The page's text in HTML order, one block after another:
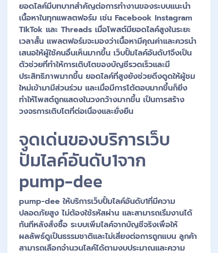
ยอดไลค์มีบทบาทสำคัญต่อการทำงานของระบบแนะนำ
เนื้อหาในทุกแพลตฟอร์ม เช่น Facebook Instagram
TikTok และ Threads เมื่อโพสต์มียอดไลค์สูงในระยะ
เวลาสั้น แพลตฟอร์มจะมองว่าเนื้อหามีคุณค่าและควรนำ
เสนอให้ผู้ใช้คนอื่นเห็นมากขึ้น เว็บปั้มไลค์อันดับ1จึงเป็น
ตัวช่วยที่ทำให้การเติบโตของบัญชีรวดเร็วและมี
ประสิทธิภาพมากขึ้น ยอดไลค์ที่สูงยังช่วยดึงดูดให้ผู้ชม
ใหม่เข้ามามีส่วนร่วม และเมื่อมีการโต้ตอบมากขึ้นก็ยิ่ง
ทำให้โพสต์ถูกแสดงในวงกว้างมากขึ้น เป็นการสร้าง
วงจรการเติบโตที่ต่อเนื่องและยั่งยืน
จุดเด่นของบริการเว็บ
ปั้มไลค์อันดับ1จาก
pump-dee
pump-dee ให้บริการเว็บปั้มไลค์อันดับ1ที่มีความ
ปลอดภัยสูง ไม่ต้องใช้รหัสผ่าน และสามารถเริ่มงานได้
ทันทีหลังสั่งซื้อ ระบบเพิ่มไลค์จากบัญชีจริงเพื่อให้
ผลลัพธ์ดูเป็นธรรมชาติและไม่เสี่ยงต่อการถูกแบน ลูกค้า
สามารถเลือกจำนวนไลค์ได้ตามงบประมาณและความ